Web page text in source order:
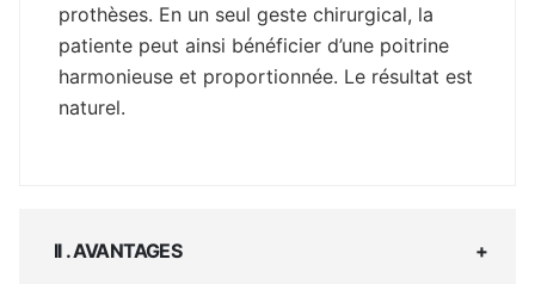
prothèses. En un seul geste chirurgical, la
patiente peut ainsi bénéficier d’une poitrine
harmonieuse et proportionnée. Le résultat est
naturel.
II . AVANTAGES